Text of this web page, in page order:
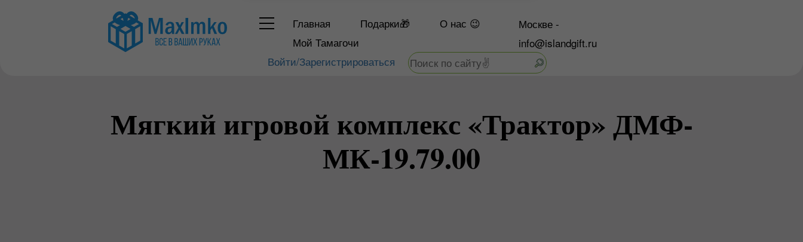
Главная Подарки🎁 О нас 😉
Мой Тамагочи
Москве -
info@islandgift.ru
Войти/Зарегистрироваться
Мягкий игровой комплекс «Трактор» ДМФ-
МК-19.79.00